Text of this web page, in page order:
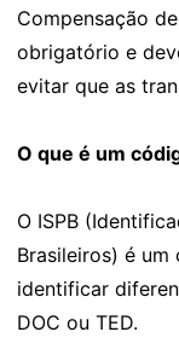
Compensação
obrigatório e
evitar que as
O que é um
O ISPB
Brasileiros) é
identificar
DOC ou TED.